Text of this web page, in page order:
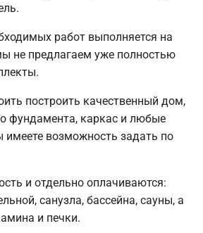
работ выполняется на
не предлагаем уже полностью
построить качественный дом,
фундамента, каркас и любые
имеете возможность задать по
и отдельно оплачиваются:
санузла, бассейна, сауны, а
и печки.